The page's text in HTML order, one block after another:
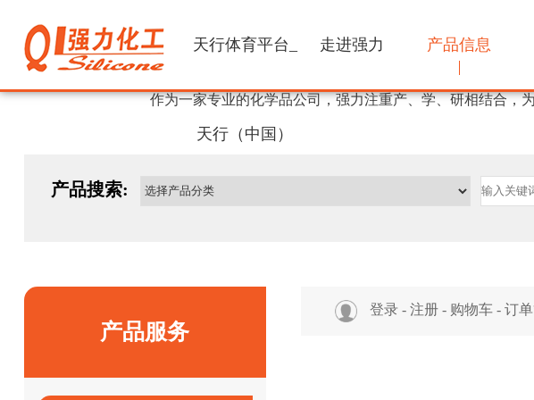
天行体育平台_
天行（中国）
走进强力 产品信息
强力
作为一家专业的化学品公司，强力注重产、学、研相结合，
产品搜索:
产品服务
登录 -注册 - 购物车 -订